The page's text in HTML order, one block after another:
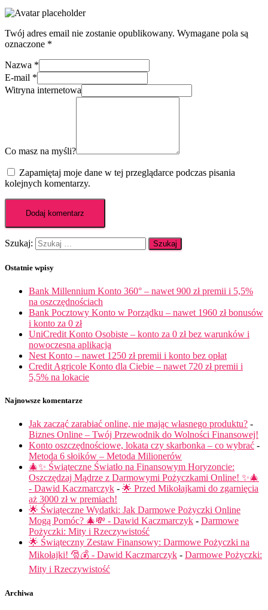
Twój adres email nie zostanie opublikowany. Wymagane pola są
oznaczone *
Nazwa *
E-mail *
Witryna internetowa
Co masz na myśli?
Zapamiętaj moje dane w tej przeglądarce podczas pisania
kolejnych komentarzy.
Szukaj:
Ostatnie wpisy
Bank Millennium Konto 360° – nawet 900 zł premii i 5,5%
na oszczędnościach
Bank Pocztowy Konto w Porządku – nawet 1960 zł bonusów
i konto za 0 zł
UniCredit Konto Osobiste – konto za 0 zł bez warunków i
nowoczesna aplikacja
Nest Konto – nawet 1250 zł premii i konto bez opłat
Credit Agricole Konto dla Ciebie – nawet 720 zł premii i
5,5% na lokacie
Najnowsze komentarze
Jak zacząć zarabiać online, nie mając własnego produktu? -
Biznes Online – Twój Przewodnik do Wolności Finansowej!
Konto oszczędnościowe, lokata czy skarbonka – co wybrać -
Metoda 6 słoików – Metoda Milionerów
🎄✨ Świąteczne Światło na Finansowym Horyzoncie:
Oszczędzaj Mądrze z Darmowymi Pożyczkami Online! ✨🎄
- Dawid Kaczmarczyk - 🌟 Przed Mikołajkami do zgarnięcia
aż 3000 zł w premiach!
🌟 Świąteczne Wydatki: Jak Darmowe Pożyczki Online
Mogą Pomóc? 🎄💸 - Dawid Kaczmarczyk - Darmowe
Pożyczki: Mity i Rzeczywistość
🌟 Świąteczny Zestaw Finansowy: Darmowe Pożyczki na
Mikołajki! 🎅💰 - Dawid Kaczmarczyk - Darmowe Pożyczki:
Mity i Rzeczywistość
Archiwa